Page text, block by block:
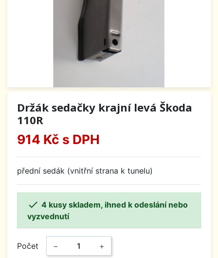
Držák sedačky krajní levá Škoda
110R
914 Kč s DPH
přední sedák (vnitřní strana k tunelu)
 4 kusy skladem, ihned k odeslání nebo
vyzvednutí
Počet − +